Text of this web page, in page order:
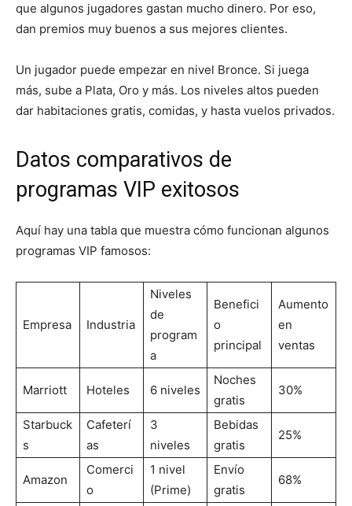
que algunos jugadores gastan mucho dinero. Por eso,
dan premios muy buenos a sus mejores clientes.
Un jugador puede empezar en nivel Bronce. Si juega
más, sube a Plata, Oro y más. Los niveles altos pueden
dar habitaciones gratis, comidas, y hasta vuelos privados.
Datos comparativos de
programas VIP exitosos
Aquí hay una tabla que muestra cómo funcionan algunos
programas VIP famosos:
Empresa Industria
Niveles
de
program
a
Benefici
o
principal
Aumento
en
ventas
Marriott Hoteles 6 niveles
Noches
gratis
30%
Starbuck
s
Cafeterí
as
3
niveles
Bebidas
gratis
25%
Amazon
Comerci
o
1 nivel
(Prime)
Envío
gratis
68%